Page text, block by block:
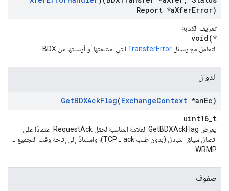
Report *aXferError)
تعريف الكتابة
void(*
التعامل مع رسائل TransferError التي استلمتها أو أرسلتها من BDX.
الدوال
GetBDXAckFlag(ExchangeContext *anEc)
uint16_t
يعرض GetBDXAckFlag العلامة المناسبة لحقل RequestAck اعتمادًا على
اتصال سياق التبادل (بدون طلب ack لـ TCP)، واستنادًا إلى إتاحة وقت التجميع لـ
WRMP.
صفوف